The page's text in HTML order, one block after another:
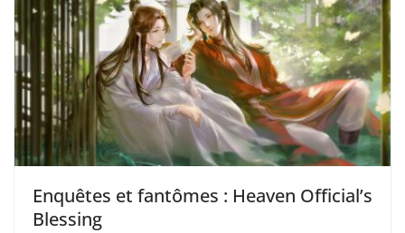
Enquêtes et fantômes : Heaven Official’s
Blessing